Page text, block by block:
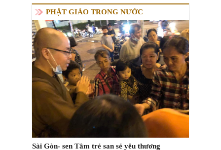
PHẬT GIÁO TRONG NƯỚC
Sài Gòn- sen Tâm trẻ san sẻ yêu thương